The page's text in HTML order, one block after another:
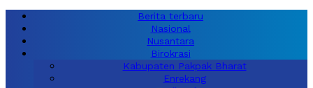
Berita terbaru
Nasional
Nusantara
Birokrasi
Kabupaten Pakpak Bharat
Enrekang